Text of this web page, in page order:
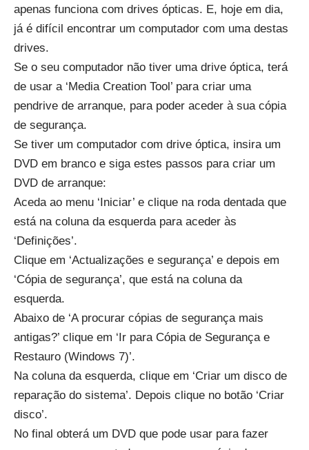
apenas funciona com drives ópticas. E, hoje em dia,
já é difícil encontrar um computador com uma destas
drives.
Se o seu computador não tiver uma drive óptica, terá
de usar a ‘Media Creation Tool’ para criar uma
pendrive de arranque, para poder aceder à sua cópia
de segurança.
Se tiver um computador com drive óptica, insira um
DVD em branco e siga estes passos para criar um
DVD de arranque:
Aceda ao menu ‘Iniciar’ e clique na roda dentada que
está na coluna da esquerda para aceder às
‘Definições’.
Clique em ‘Actualizações e segurança’ e depois em
‘Cópia de segurança’, que está na coluna da
esquerda.
Abaixo de ‘A procurar cópias de segurança mais
antigas?’ clique em ‘Ir para Cópia de Segurança e
Restauro (Windows 7)’.
Na coluna da esquerda, clique em ‘Criar um disco de
reparação do sistema’. Depois clique no botão ‘Criar
disco’.
No final obterá um DVD que pode usar para fazer